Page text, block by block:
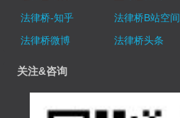
法律桥-知乎
法律桥B站空间
法律桥微博
法律桥头条
关注&咨询